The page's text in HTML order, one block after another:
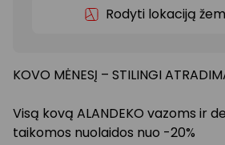
Rodyti lokaciją
KOVO MĖNESĮ – STILINGI
Visą kovą ALANDEKO vazoms ir
taikomos nuolaidos nuo -20%